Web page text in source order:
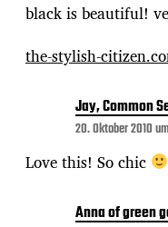
black is beautiful!
the-stylish-
Jay, Common
20. Oktober 2010
Love this! So chic
Anna of green